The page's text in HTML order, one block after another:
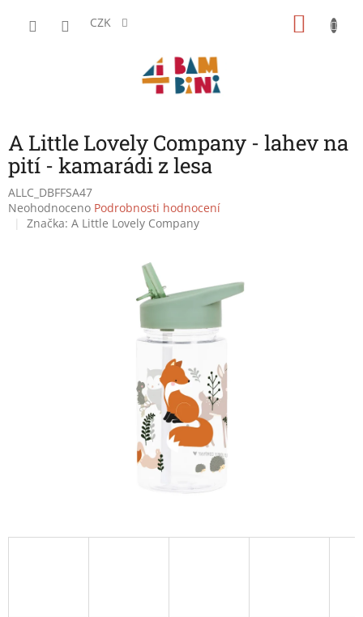
CZK
A Little Lovely Company - lahev na
pití - kamarádi z lesa
ALLC_DBFFSA47
Průměrné
hodnocení
Neohodnoceno Podrobnosti hodnocení
Značka: A Little Lovely Company